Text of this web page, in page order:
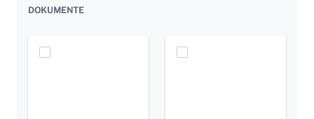
DOKUMENTE